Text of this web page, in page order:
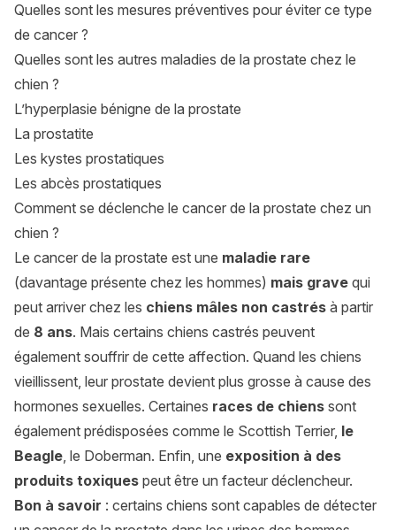
Quelles sont les mesures préventives pour éviter ce type
de cancer ?
Quelles sont les autres maladies de la prostate chez le
chien ?
L’hyperplasie bénigne de la prostate
La prostatite
Les kystes prostatiques
Les abcès prostatiques
Comment se déclenche le cancer de la prostate chez un
chien ?
Le cancer de la prostate est une maladie rare
(davantage présente chez les hommes) mais grave qui
peut arriver chez les chiens mâles non castrés à partir
de 8 ans. Mais certains chiens castrés peuvent
également souffrir de cette affection. Quand les chiens
vieillissent, leur prostate devient plus grosse à cause des
hormones sexuelles. Certaines races de chiens sont
également prédisposées comme le Scottish Terrier, le
Beagle, le Doberman. Enfin, une exposition à des
produits toxiques peut être un facteur déclencheur.
Bon à savoir : certains chiens sont capables de détecter